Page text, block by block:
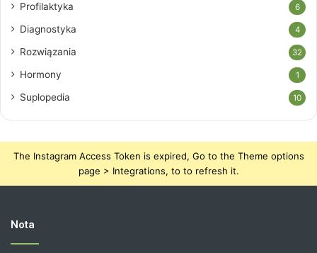
Profilaktyka 6
Diagnostyka 4
Rozwiązania 32
Hormony 1
Suplopedia 10
The Instagram Access Token is expired, Go to the Theme options
page > Integrations, to to refresh it.
Nota